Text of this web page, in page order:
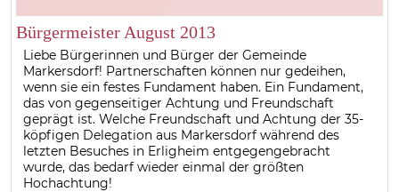
Bürgermeister August 2013
Liebe Bürgerinnen und Bürger der Gemeinde
Markersdorf! Partnerschaften können nur gedeihen,
wenn sie ein festes Fundament haben. Ein Fundament,
das von gegenseitiger Achtung und Freundschaft
geprägt ist. Welche Freundschaft und Achtung der 35-
köpfigen Delegation aus Markersdorf während des
letzten Besuches in Erligheim entgegengebracht
wurde, das bedarf wieder einmal der größten
Hochachtung!